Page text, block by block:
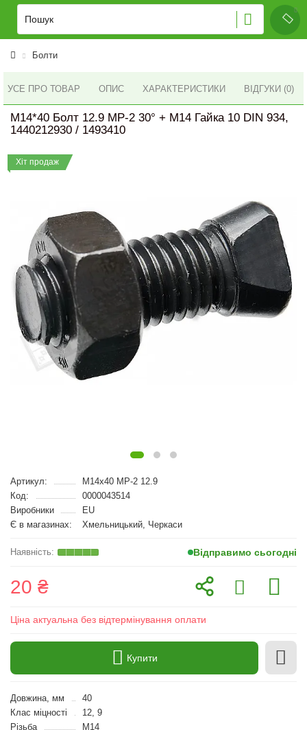
Болти
УСЕ ПРО ТОВАР ОПИС ХАРАКТЕРИСТИКИ ВІДГУКИ (0)
M14*40 Болт 12.9 MP-2 30° + M14 Гайка 10 DIN 934,
1440212930 / 1493410
Хіт продаж
Артикул:
M14x40 MP-2 12.9
Код:
0000043514
Виробники
EU
Є в магазинах:
Хмельницький, Черкаси
Відправимо сьогодні
20 ₴
Ціна актуальна без відтермінування оплати
Купити
Довжина, мм
40
Клас міцності
12, 9
Різьба
M14